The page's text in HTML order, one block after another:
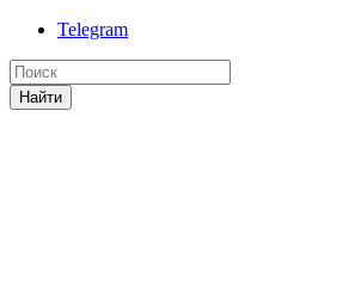
Telegram
Найти